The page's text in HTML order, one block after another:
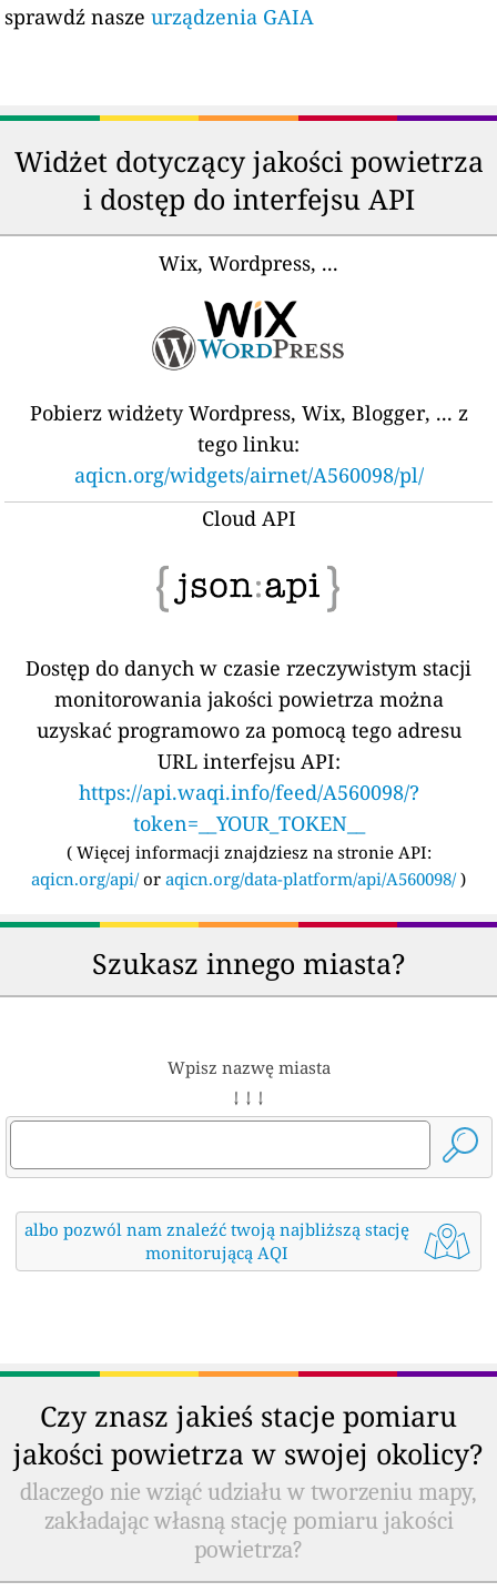
sprawdź naszeurządzenia GAIA
Widżet dotyczący jakości powietrza
i dostęp do interfejsu API
Wix, Wordpress, ...
Pobierz widżety Wordpress, Wix, Blogger, ... z
tego linku:
aqicn.org/widgets/airnet/A560098/pl/
Cloud API
Dostęp do danych w czasie rzeczywistym stacji
monitorowania jakości powietrza można
uzyskać programowo za pomocą tego adresu
URL interfejsu API:
https://api.waqi.info/feed/A560098/?
token=__YOUR_TOKEN__
( Więcej informacji znajdziesz na stronie API:
aqicn.org/api/or aqicn.org/data-platform/api/A560098/)
Szukasz innego miasta?
Wpisz nazwę miasta
↓ ↓ ↓
albo pozwól nam znaleźć twoją najbliższą stację
monitorującą AQI
Czy znasz jakieś stacje pomiaru
jakości powietrza w swojej okolicy?
dlaczego nie wziąć udziału w tworzeniu mapy,
zakładając własną stację pomiaru jakości
powietrza?